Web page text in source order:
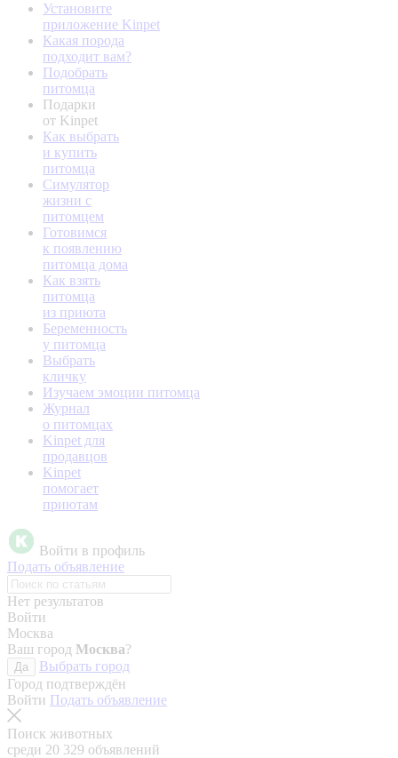
Установите
приложение Kinpet
Какая порода
подходит вам?
Подобрать
питомца
Подарки
от Kinpet
Как выбрать
и купить
питомца
Симулятор
жизни с
питомцем
Готовимся
к появлению
питомца дома
Как взять
питомца
из приюта
Беременность
у питомца
Выбрать
кличку
Изучаем эмоции питомца
Журнал
о питомцах
Kinpet для
продавцов
Kinpet
помогает
приютам
Войти в профиль
Подать объявление
Нет результатов
Войти
Москва
Ваш город Москва?
Да
Выбрать город
Город подтверждён
Войти Подать объявление
Поиск животных
среди 20 329 объявлений